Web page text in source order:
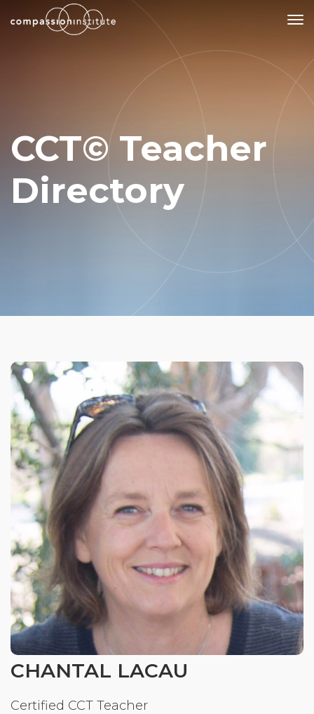
Our Mission
Why Compassion Training?
Our Team
Our Partners & Donors
Health
Law Enforcement & Public Safety
Blog
Free Resources
Research
Free Media
Login
Community Login
Teacher Login
CCT© Teacher
Directory
CHANTAL LACAU
Certified CCT Teacher